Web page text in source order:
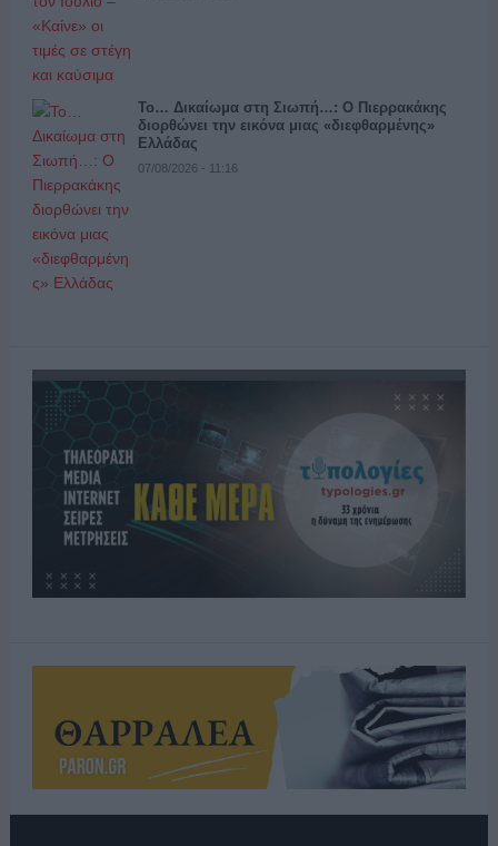
Το… Δικαίωμα στη Σιωπή…: Ο Πιερρακάκης
διορθώνει την εικόνα μιας «διεφθαρμένης»
Ελλάδας
07/08/2026 - 11:16